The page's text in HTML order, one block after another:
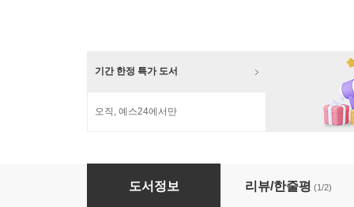
기간 한정 특가 도서
오직, 예스24에서만
식물생활 1
도서정보 리뷰/한줄평 (1/2)